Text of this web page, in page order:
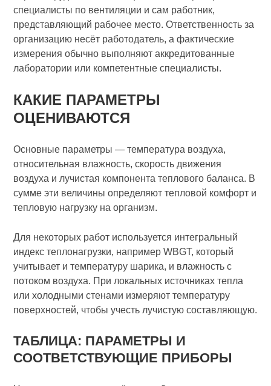
специалисты по вентиляции и сам работник,
представляющий рабочее место. Ответственность за
организацию несёт работодатель, а фактические
измерения обычно выполняют аккредитованные
лаборатории или компетентные специалисты.
КАКИЕ ПАРАМЕТРЫ
ОЦЕНИВАЮТСЯ
Основные параметры — температура воздуха,
относительная влажность, скорость движения
воздуха и лучистая компонента теплового баланса. В
сумме эти величины определяют тепловой комфорт и
тепловую нагрузку на организм.
Для некоторых работ используется интегральный
индекс теплонагрузки, например WBGT, который
учитывает и температуру шарика, и влажность с
потоком воздуха. При локальных источниках тепла
или холодными стенами измеряют температуру
поверхностей, чтобы учесть лучистую составляющую.
ТАБЛИЦА: ПАРАМЕТРЫ И
СООТВЕТСТВУЮЩИЕ ПРИБОРЫ